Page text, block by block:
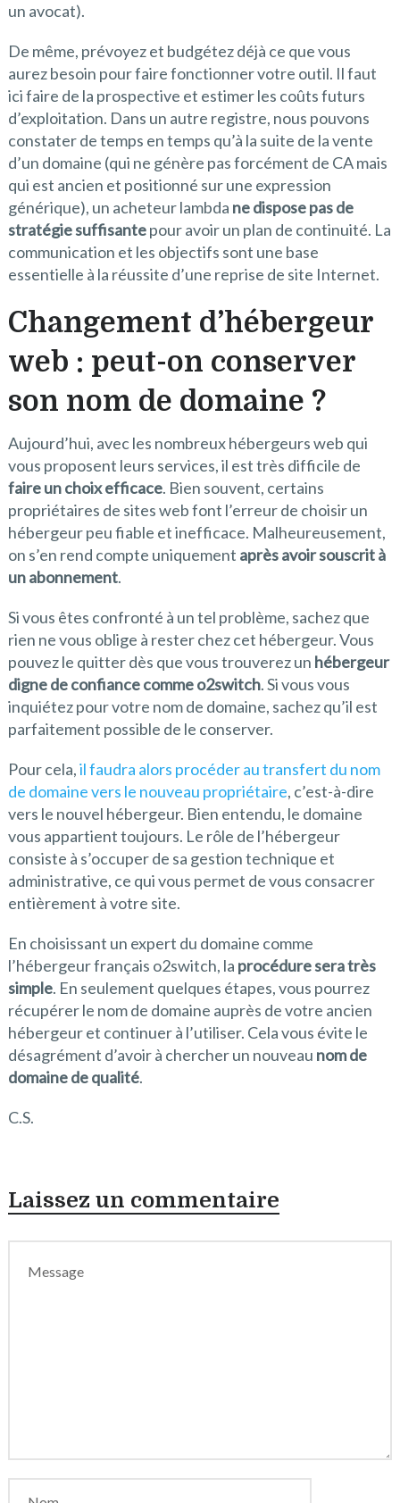
un avocat).
De même, prévoyez et budgétez déjà ce que vous
aurez besoin pour faire fonctionner votre outil. Il faut
ici faire de la prospective et estimer les coûts futurs
d’exploitation. Dans un autre registre, nous pouvons
constater de temps en temps qu’à la suite de la vente
d’un domaine (qui ne génère pas forcément de CA mais
qui est ancien et positionné sur une expression
générique), un acheteur lambda ne dispose pas de
stratégie suffisantepour avoir un plan de continuité. La
communication et les objectifs sont une base
essentielle à la réussite d’une reprise de site Internet.
Changement d’hébergeur
web : peut-on conserver
son nom de domaine ?
Aujourd’hui, avec les nombreux hébergeurs web qui
vous proposent leurs services, il est très difficile de
faire un choix efficace. Bien souvent, certains
propriétaires de sites web font l’erreur de choisir un
hébergeur peu fiable et inefficace. Malheureusement,
on s’en rend compte uniquement après avoir souscrit à
un abonnement.
Si vous êtes confronté à un tel problème, sachez que
rien ne vous oblige à rester chez cet hébergeur. Vous
pouvez le quitter dès que vous trouverez un hébergeur
digne de confiance comme o2switch. Si vous vous
inquiétez pour votre nom de domaine, sachez qu’il est
parfaitement possible de le conserver.
Pour cela,il faudra alors procéder au transfert du nom
de domaine vers le nouveau propriétaire, c’est-à-dire
vers le nouvel hébergeur. Bien entendu, le domaine
vous appartient toujours. Le rôle de l’hébergeur
consiste à s’occuper de sa gestion technique et
administrative, ce qui vous permet de vous consacrer
entièrement à votre site.
En choisissant un expert du domaine comme
l’hébergeur français o2switch, la procédure sera très
simple. En seulement quelques étapes, vous pourrez
récupérer le nom de domaine auprès de votre ancien
hébergeur et continuer à l’utiliser. Cela vous évite le
désagrément d’avoir à chercher un nouveau nom de
domaine de qualité.
C.S.
Laissez un commentaire